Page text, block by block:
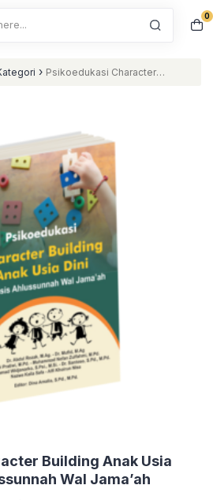
0
› Psikoedukasi Character
Building Anak Usia
Wal Jama’ah